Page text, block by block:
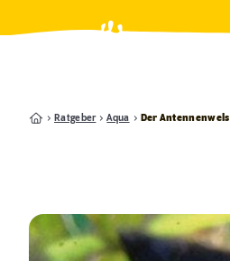
Ratgeber Aqua Der Antennenwels